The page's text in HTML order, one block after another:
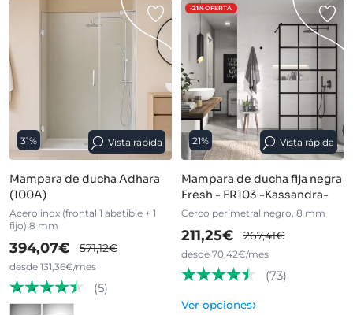
31% Vista rápida
Mampara de ducha Adhara
(100A)
Acero inox (frontal 1 abatible + 1
fijo) 8 mm
394,07€ 571,12€
desde 131,36€/mes
(5)
-21%OFERTA
21% Vista rápida
Mampara de ducha fija negra
Fresh - FR103 -Kassandra-
Cerco perimetral negro, 8 mm
211,25€ 267,41€
desde 70,42€/mes
(73)
Ver opciones›